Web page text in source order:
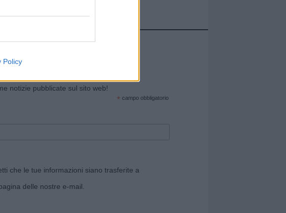
Policy
notizie pubblicate sul sito web!
* campo obbligatorio
che le tue informazioni siano trasferite a
delle nostre e-mail.